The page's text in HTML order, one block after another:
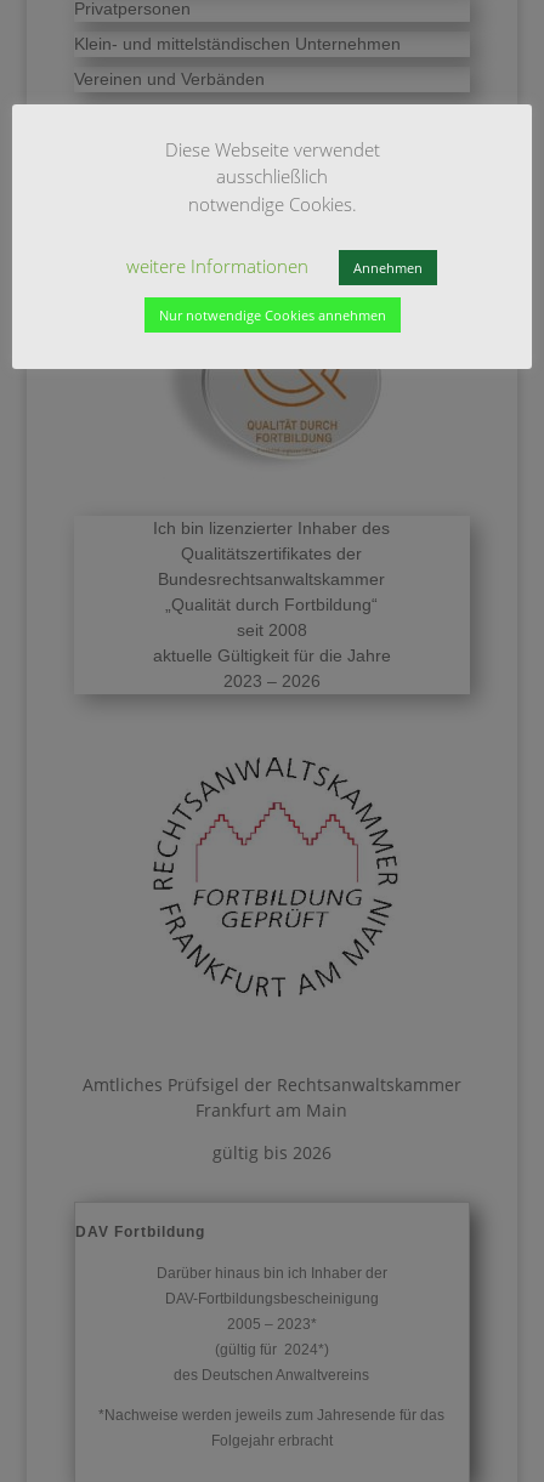
Privatpersonen
Klein- und mittelständischen Unternehmen
Vereinen und Verbänden
Qualitätszertifikat
lizenziert durch die Bundesrechtsanwaltskammer
Ich bin lizenzierter Inhaber des
Qualitätszertifikates der
Bundesrechtsanwaltskammer
„Qualität durch Fortbildung“
seit 2008
aktuelle Gültigkeit für die Jahre
2023 – 2026
Amtliches Prüfsigel der Rechtsanwaltskammer
Frankfurt am Main
gültig bis 2026
DAV Fortbildung
Darüber hinaus bin ich Inhaber der
DAV-Fortbildungsbescheinigung
2005 – 2023*
(gültig für 2024*)
des Deutschen Anwaltvereins
*Nachweise werden jeweils zum Jahresende für das
Folgejahr erbracht
Diese Webseite verwendet
ausschließlich
notwendige Cookies.
weitere Informationen Annehmen
Nur notwendige Cookies annehmen